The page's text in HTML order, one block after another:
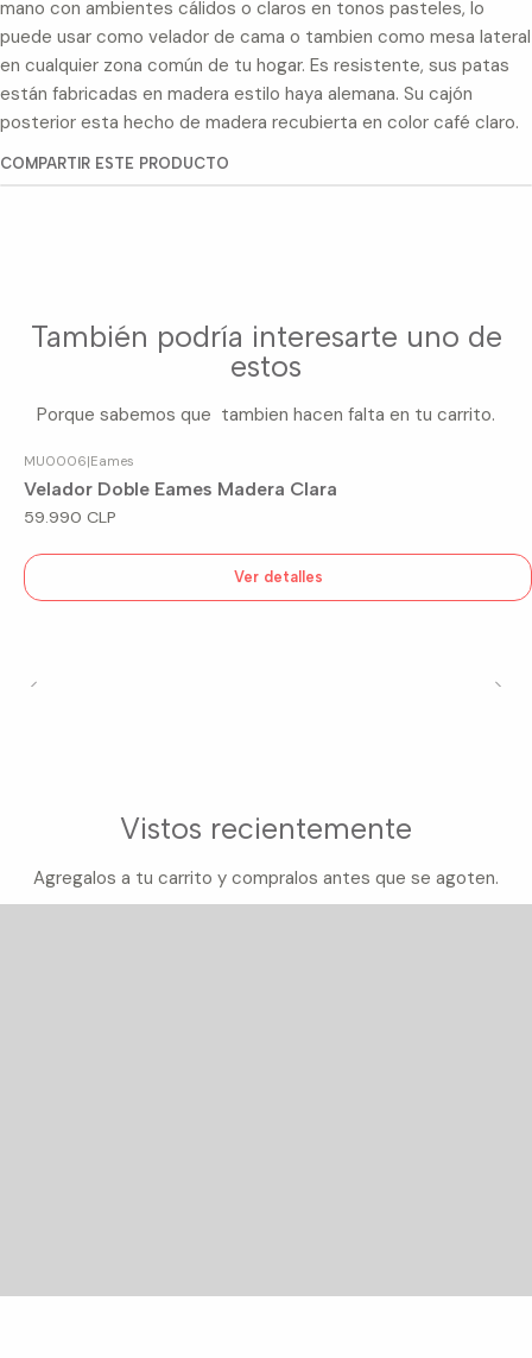
mano con ambientes cálidos o claros en tonos pasteles, lo
puede usar como velador de cama o tambien como mesa lateral
en cualquier zona común de tu hogar. Es resistente, sus patas
están fabricadas en madera estilo haya alemana. Su cajón
posterior esta hecho de madera recubierta en color café claro.
COMPARTIR ESTE PRODUCTO
También podría interesarte uno de
estos
Porque sabemos que tambien hacen falta en tu carrito.
Agotado
MU0006|Eames
Velador Doble Eames Madera Clara
59.990 CLP
Ver detalles
Vistos recientemente
Agregalos a tu carrito y compralos antes que se agoten.